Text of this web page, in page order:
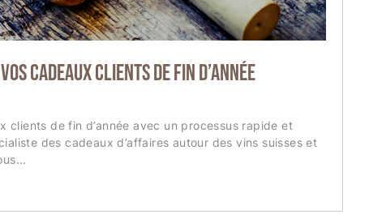
cadeaux clients de fin d’année
clients de fin d’année avec un processus rapide et
des cadeaux d’affaires autour des vins suisses et